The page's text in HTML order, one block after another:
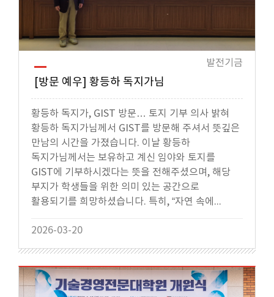
[방문 예우] 황등하 독지가님
황등하 독지가, GIST 방문… 토지 기부 의사 밝혀
황등하 독지가님께서 GIST를 방문해 주셔서 뜻깊은
만남의 시간을 가졌습니다. 이날 황등하
독지가님께서는 보유하고 계신 임야와 토지를
GIST에 기부하시겠다는 뜻을 전해주셨으며, 해당
부지가 학생들을 위한 의미 있는 공간으로
활용되기를 희망하셨습니다. 특히, “자연 속에...
2026-03-20
발전기금